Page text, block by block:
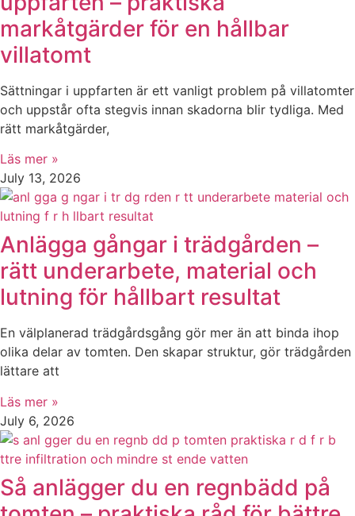
markåtgärder för en hållbar
villatomt
Sättningar i uppfarten är ett vanligt problem på villatomter
och uppstår ofta stegvis innan skadorna blir tydliga. Med
rätt markåtgärder,
Läs mer »
July 13, 2026
Anlägga gångar i trädgården –
rätt underarbete, material och
lutning för hållbart resultat
En välplanerad trädgårdsgång gör mer än att binda ihop
olika delar av tomten. Den skapar struktur, gör trädgården
lättare att
Läs mer »
July 6, 2026
Så anlägger du en regnbädd på